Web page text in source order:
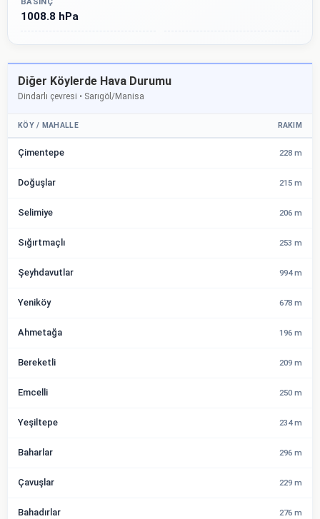
1008.8 hPa
Diğer Köylerde Hava Durumu
Dindarlı çevresi • Sarıgöl/Manisa
KÖY / MAHALLE RAKIM
Çimentepe 228 m
Doğuşlar 215 m
Selimiye 206 m
Sığırtmaçlı 253 m
Şeyhdavutlar 994 m
Yeniköy 678 m
Ahmetağa 196 m
Bereketli 209 m
Emcelli 250 m
Yeşiltepe 234 m
Baharlar 296 m
Çavuşlar 229 m
Bahadırlar 276 m